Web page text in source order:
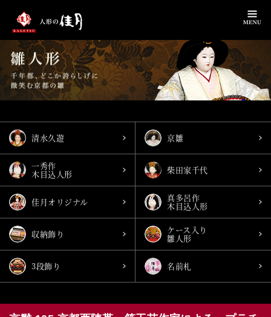
清水久遊 京雛
一秀作
木目込人形 柴田家千代
佳月オリジナル 真多呂作
木目込人形
収納飾り ケース入り
雛人形
3段飾り 名前札